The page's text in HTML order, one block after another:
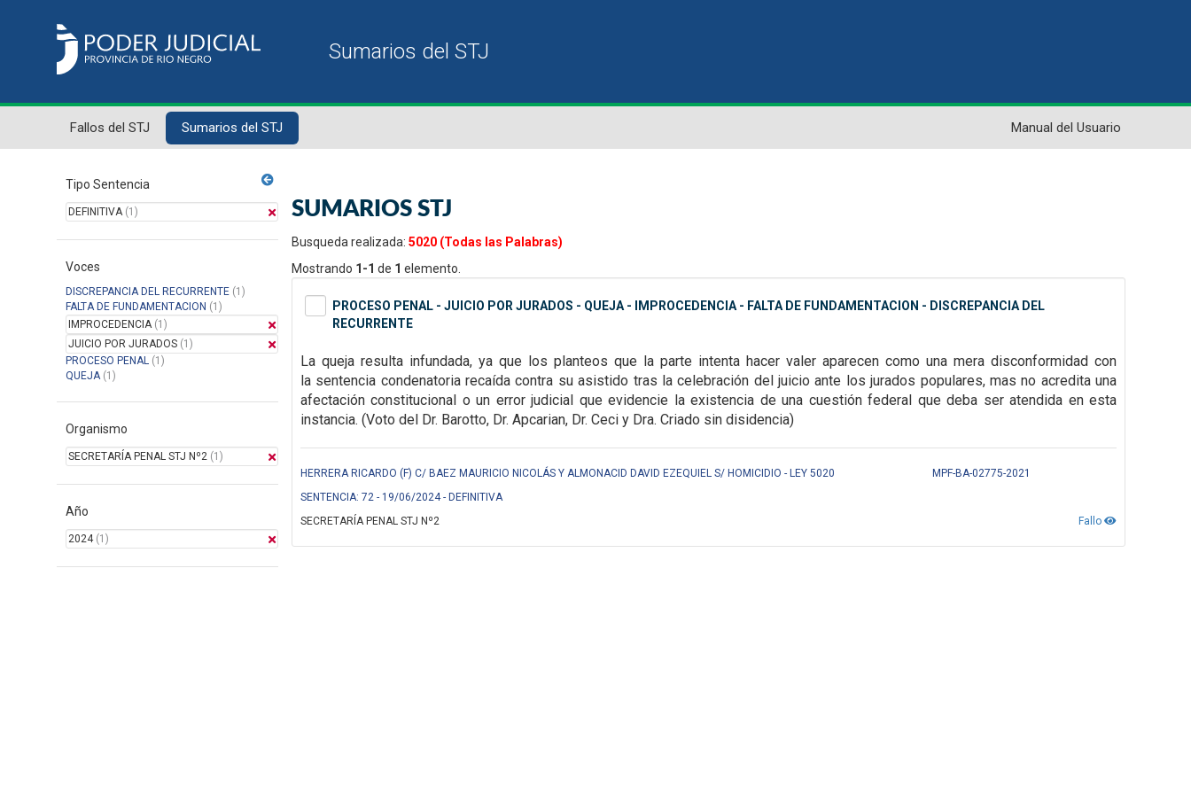
Fallos del STJ Sumarios del STJ Manual del Usuario
Tipo Sentencia
DEFINITIVA(1)
Voces
DISCREPANCIA DEL RECURRENTE (1)
FALTA DE FUNDAMENTACION (1)
IMPROCEDENCIA(1)
JUICIO POR JURADOS (1)
PROCESO PENAL (1)
QUEJA(1)
Organismo
SECRETARÍA PENAL STJ Nº2 (1)
Año
2024(1)
SUMARIOS STJ
Busqueda realizada: 5020 (Todas las Palabras)
Mostrando 1-1 de 1 elemento.
PROCESO PENAL - JUICIO POR JURADOS - QUEJA - IMPROCEDENCIA - FALTA DE FUNDAMENTACION - DISCREPANCIA DEL
RECURRENTE
La queja resulta infundada, ya que los planteos que la parte intenta hacer valer aparecen como una mera disconformidad con
la sentencia condenatoria recaída contra su asistido tras la celebración del juicio ante los jurados populares, mas no acredita una
afectación constitucional o un error judicial que evidencie laexistencia de una cuestión federal que deba ser atendida en esta
instancia. (Voto del Dr. Barotto, Dr. Apcarian, Dr. Ceci y Dra. Criado sin disidencia)
HERRERA RICARDO (F) C/ BAEZ MAURICIO NICOLÁS Y ALMONACID DAVID EZEQUIEL S/ HOMICIDIO - LEY 5020
MPF-BA-02775-2021
SENTENCIA: 72 - 19/06/2024 - DEFINITIVA
Fallo
SECRETARÍA PENAL STJ Nº2